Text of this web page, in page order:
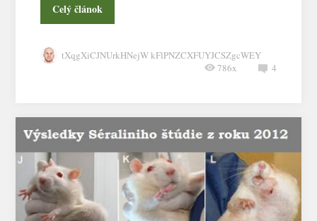
Celý článok
tXqgXiCJNUrkHNejW kFlPNZCXFUYJCSZgcWEY
4
786x